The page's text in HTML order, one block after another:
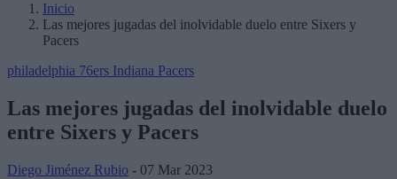
Breadcrumb
Inicio
Las mejores jugadas del inolvidable duelo entre Sixers y
Pacers
philadelphia 76ers Indiana Pacers
Las mejores jugadas del inolvidable duelo
entre Sixers y Pacers
Diego Jiménez Rubio - 07 Mar 2023